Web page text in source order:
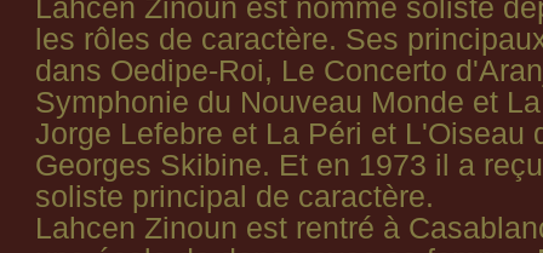
Lahcen Zinoun est nommé soliste
les rôles de caractère. Ses
dans Oedipe-Roi, Le Concerto
Symphonie du Nouveau Monde et
Jorge Lefebre et La Péri et L'Oiseau
Georges Skibine. Et en 1973 il a
soliste principal de caractère.
Lahcen Zinoun est rentré à